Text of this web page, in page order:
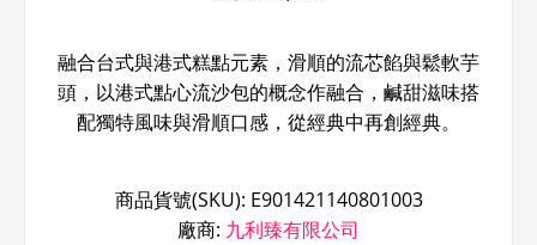
融合台式與港式糕點元素，滑順的流芯餡與鬆軟芋
頭，以港式點心流沙包的概念作融合，鹹甜滋味搭
商品貨號(SKU): E901421140801003
廠商: 九利臻有限公司